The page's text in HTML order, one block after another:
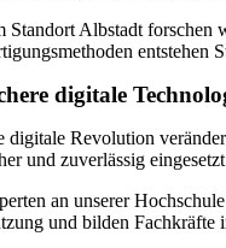
Standort Albstadt forschen
entstehen
digitale
digitale Revolution
und zuverlässig
an unserer
und bilden Fachkräfte